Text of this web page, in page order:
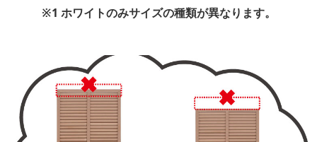
※1 ホワイトのみサイズの種類が異なります。